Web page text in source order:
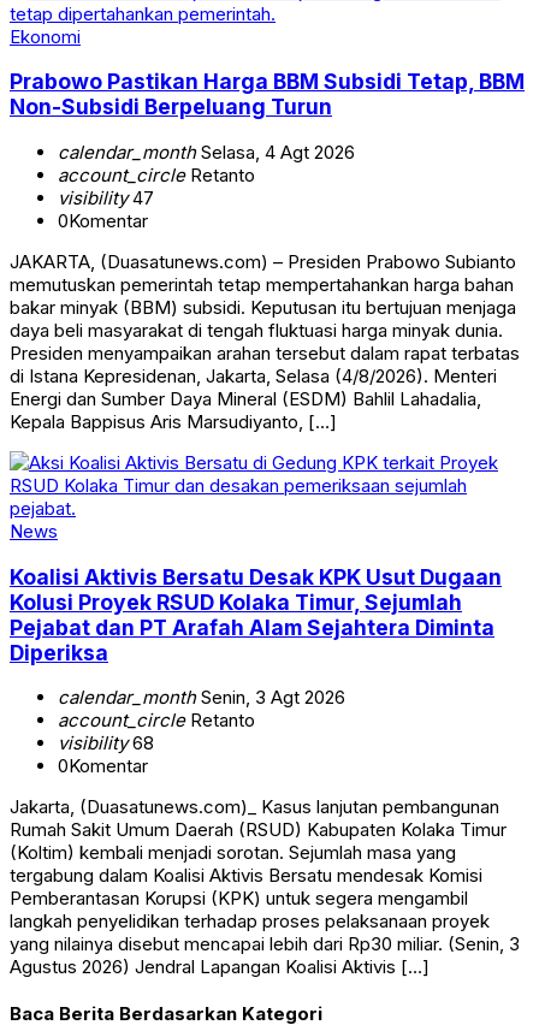
Ekonomi
Prabowo Pastikan Harga BBM Subsidi Tetap, BBM
Non-Subsidi Berpeluang Turun
calendar_monthSelasa, 4 Agt 2026
account_circleRetanto
visibility47
0Komentar
JAKARTA, (Duasatunews.com) – Presiden Prabowo Subianto
memutuskan pemerintah tetap mempertahankan harga bahan
bakar minyak (BBM) subsidi. Keputusan itu bertujuan menjaga
daya beli masyarakat di tengah fluktuasi harga minyak dunia.
Presiden menyampaikan arahan tersebut dalam rapat terbatas
di Istana Kepresidenan, Jakarta, Selasa (4/8/2026). Menteri
Energi dan Sumber Daya Mineral (ESDM) Bahlil Lahadalia,
Kepala Bappisus Aris Marsudiyanto, […]
News
Koalisi Aktivis Bersatu Desak KPK Usut Dugaan
Kolusi Proyek RSUD Kolaka Timur, Sejumlah
Pejabat dan PT Arafah Alam Sejahtera Diminta
Diperiksa
calendar_monthSenin, 3 Agt 2026
account_circleRetanto
visibility68
0Komentar
Jakarta, (Duasatunews.com)_ Kasus lanjutan pembangunan
Rumah Sakit Umum Daerah (RSUD) Kabupaten Kolaka Timur
(Koltim) kembali menjadi sorotan. Sejumlah masa yang
tergabung dalam Koalisi Aktivis Bersatu mendesak Komisi
Pemberantasan Korupsi (KPK) untuk segera mengambil
langkah penyelidikan terhadap proses pelaksanaan proyek
yang nilainya disebut mencapai lebih dari Rp30 miliar. (Senin, 3
Agustus 2026) Jendral Lapangan Koalisi Aktivis […]
Baca Berita Berdasarkan Kategori